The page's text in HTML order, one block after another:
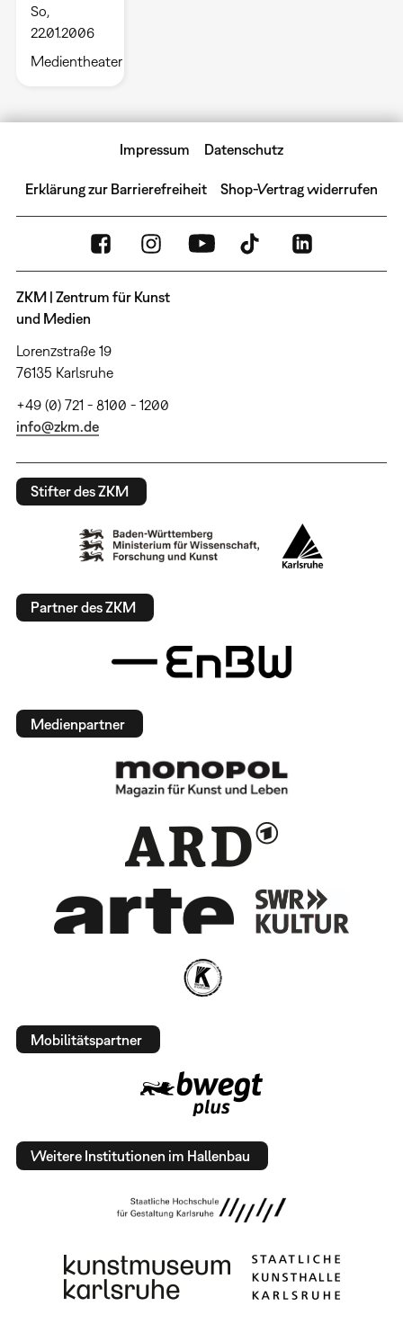
So,
22.01.2006
Medientheater
Impressum Datenschutz
Erklärung zur Barrierefreiheit Shop-Vertrag widerrufen
ZKM | Zentrum für Kunst
und Medien
Lorenzstraße 19
76135 Karlsruhe
+49 (0) 721 - 8100 - 1200
info@zkm.de
Stifter des ZKM
Partner des ZKM
Medienpartner
Mobilitätspartner
Weitere Institutionen im Hallenbau